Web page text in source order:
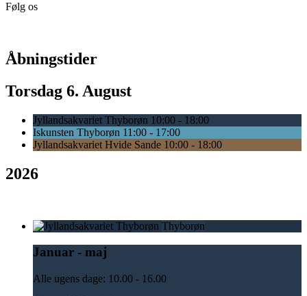
Følg os
Åbningstider
Torsdag 6. August
Jyllandsakvariet Thyborøn 10:00 - 18:00
Iskunsten Thyborøn 11:00 - 17:00
Jyllandsakvariet Hvide Sande 10:00 - 18:00
2026
Thyborøn
Januar - maj
Alle ugens dage: 10.00 - 16.00